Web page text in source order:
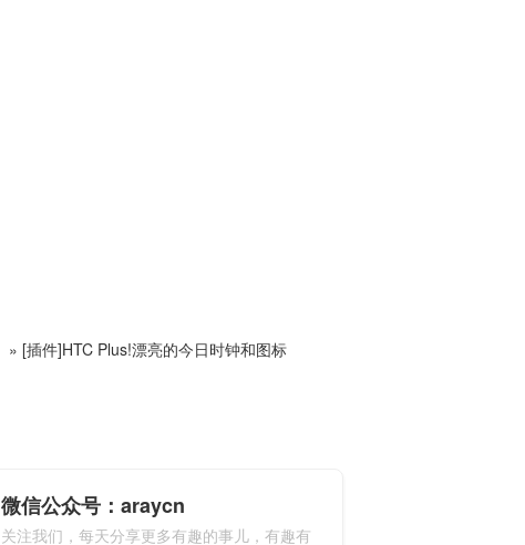
» [插件]HTC Plus!漂亮的今日时钟和图标
微信公众号：araycn
关注我们，每天分享更多有趣的事儿，有趣有